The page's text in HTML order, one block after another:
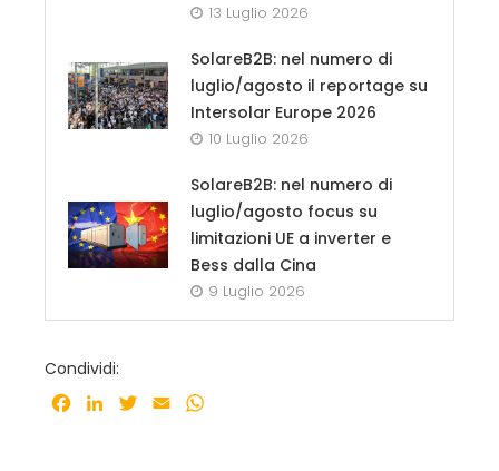
13 Luglio 2026
SolareB2B: nel numero di
luglio/agosto il reportage su
Intersolar Europe 2026
10 Luglio 2026
SolareB2B: nel numero di
luglio/agosto focus su
limitazioni UE a inverter e
Bess dalla Cina
9 Luglio 2026
Condividi:
Facebook
LinkedInTwitter
Email